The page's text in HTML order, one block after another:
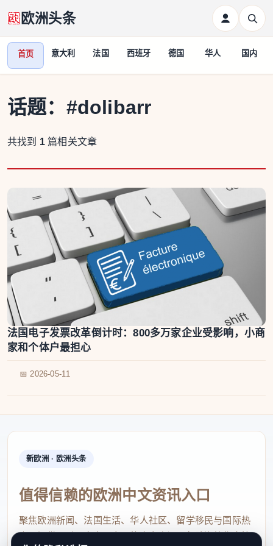
欧洲头条
首页 意大利 法国 西班牙 德国 华人 国内
话题： #dolibarr
共找到 1 篇相关文章
法国电子发票改革倒计时：800多万家企业受影响，小商
家和个体户最担心
📅 2026-05-11
新欧洲 · 欧洲头条
值得信赖的欧洲中文资讯入口
聚焦欧洲新闻、法国生活、华人社区、留学移民与国际热
点，提供及时、真实、实用的中文资讯，帮助海外华人快